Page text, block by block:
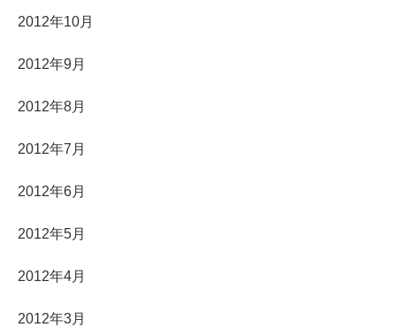
2012年10月
2012年9月
2012年8月
2012年7月
2012年6月
2012年5月
2012年4月
2012年3月